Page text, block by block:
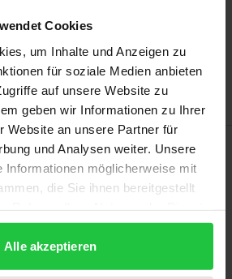
Cookies
um Inhalte und Anzeigen zu
für soziale Medien anbieten
auf unsere Website zu
geben wir Informationen zu Ihrer
Website an unsere Partner für
und Analysen weiter. Unsere
Informationen möglicherweise mit
die Sie ihnen bereitgestellt
Alle akzeptieren
hinzufügen
von Gouvernementalität
leistet Thomas Mader
Er illustriert,